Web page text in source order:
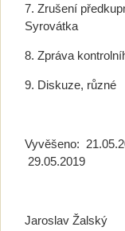
7. Zrušení
Syrovátka
8. Zpráva
9. Diskuze, různé
Vyvěšeno:
29.05.2019
Jaroslav Žalský